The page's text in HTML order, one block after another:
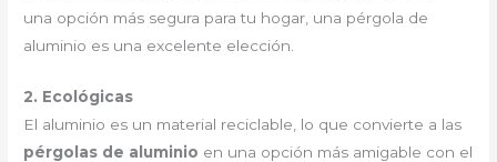
una opción más segura para tu hogar, una pérgola de
aluminio es una excelente elección.
2. Ecológicas
El aluminio es un material reciclable, lo que convierte a las
pérgolas de aluminio en una opción más amigable con el